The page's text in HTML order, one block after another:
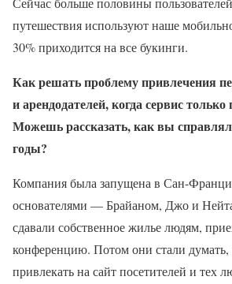
путешествия используют наше
30% приходится на все букинги.
Как решать проблему привлечения
и арендодателей, когда сервис только
Можешь рассказать, как вы
годы?
Компания была запущена в Сан-
основателями — Брайаном, Джо и
сдавали собственное жилье людям,
конференцию. Потом они стали думать,
привлекать на сайт посетителей и тех